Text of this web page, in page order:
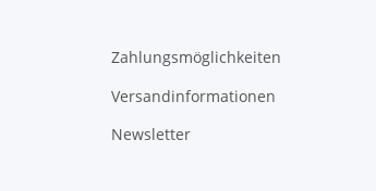
Zahlungsmöglichkeiten
Versandinformationen
Newsletter